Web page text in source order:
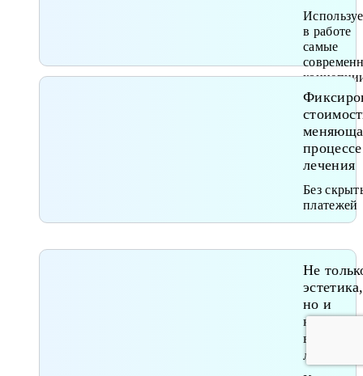
в работе
самые
лечения
процессе
лечения
Без
платежей
Не
эстетика,
но и
верное
лечение